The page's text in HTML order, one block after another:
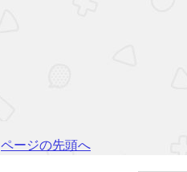
ページの先頭へ